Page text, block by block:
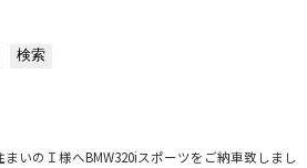
検索
いのＩ様へBMW320iスポーツをご納車致しまし